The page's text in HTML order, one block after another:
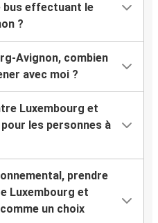
bus effectuant le
?
Avignon, combien
avec moi ?
Luxembourg et
les personnes à
prendre
Luxembourg et
un choix